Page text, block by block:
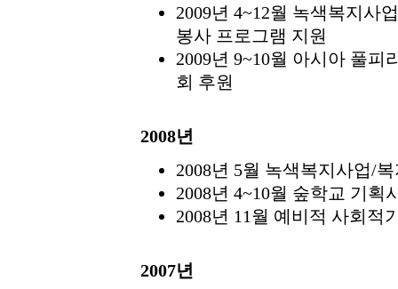
2009년 4~12월 녹색복지사
봉사 프로그램 지원
2009년 9~10월 아시아 풀
회 후원
2008년
2008년 5월 녹색복지사업/
2008년 4~10월 숲학교 기
2008년 11월 예비적 사회적
2007년